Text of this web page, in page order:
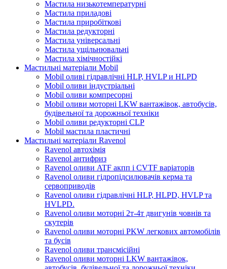
Мастила низькотемпературні
Мастила приладові
Мастила приробіткові
Мастила редукторні
Мастила універсальні
Мастила ущільнювальні
Мастила хімічностійкі
Мастильні матеріали Mobil
Mobil оливі гідравлічні HLP, HVLP и HLPD
Mobil оливи індустріальні
Mobil оливи компресорні
Mobil оливи моторні LKW вантажівок, автобусів,
будівельної та дорожньої техніки
Mobil оливи редукторні CLP
Mobil мастила пластичні
Мастильні матеріали Ravenol
Ravenol автохімія
Ravenol антифриз
Ravenol оливи ATF акпп і CVTF варіаторів
Ravenol оливи гідропідсилювачів керма та
сервоприводів
Ravenol оливи гідравлічні HLP, HLPD, HVLP та
HVLPD.
Ravenol оливи моторні 2т-4т двигунів човнів та
скутерів
Ravenol оливи моторні PKW легкових автомобілів
та бусів
Ravenol оливи трансмісійні
Ravenol оливи моторні LKW вантажівок,